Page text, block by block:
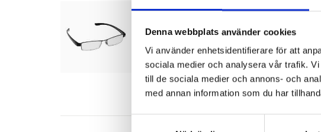
Denna webbplats använder cookies
Vi använder enhetsidentifierare för att
sociala medier och analysera vår trafik.
till de sociala medier och annons- och
med annan information som du har
LÄSGLASÖGON 3-PACK, +3,5
Styrka: +3,5
Finns i lager i1 varuhus